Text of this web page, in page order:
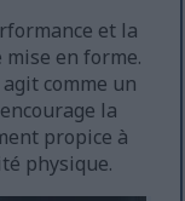
et la
en forme.
comme un
la
propice à
physique.